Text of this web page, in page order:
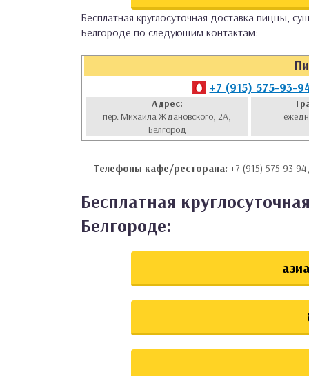
Бесплатная круглосуточная доставка пиццы,
Белгороде по следующим контактам:
+7 (915) 575-93-
Адрес:
пер. Михаила Ждановского, 2А,
Белгород
Телефоны кафе/ресторана: +7 (915) 575-93-
Бесплатная
Белгороде: